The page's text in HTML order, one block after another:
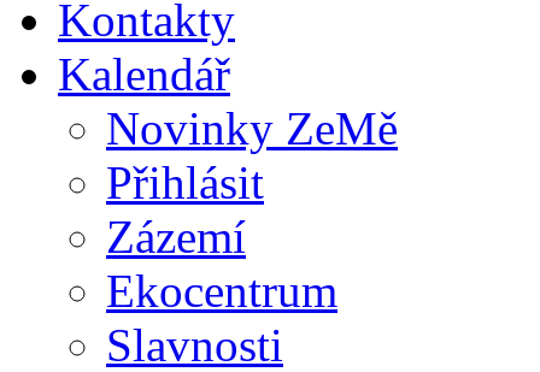
Kontakty
Kalendář
Novinky ZeMě
Přihlásit
Zázemí
Ekocentrum
Slavnosti